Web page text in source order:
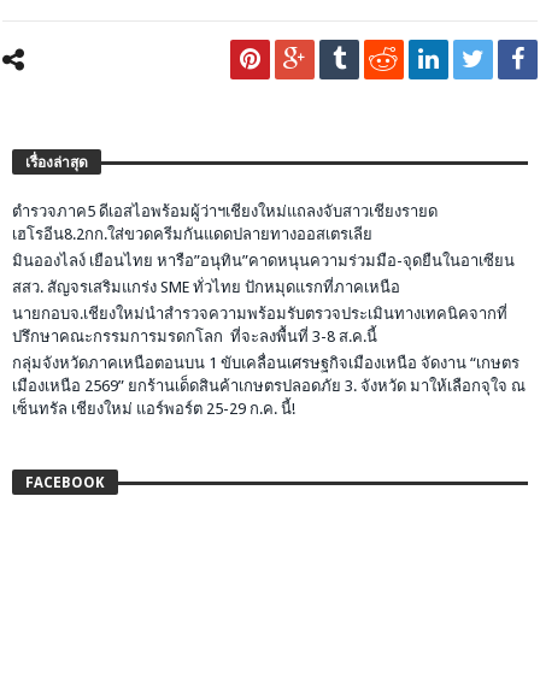
เรื่องล่าสุด
ตำรวจภาค5 ดีเอสไอพร้อมผู้ว่าฯเชียงใหม่แถลงจับสาวเชียงรายด
เฮโรอีน8.2กก.ใส่ขวดครีมกันแดดปลายทางออสเตรเลีย
มินอองไลง์ เยือนไทย หารือ”อนุทิน”คาดหนุนความร่วมมือ-จุดยืนในอาเซียน
สสว. สัญจรเสริมแกร่ง SME ทั่วไทย ปักหมุดแรกที่ภาคเหนือ
นายกอบจ.เชียงใหม่นำสำรวจความพร้อมรับตรวจประเมินทางเทคนิคจากที่
ปรึกษาคณะกรรมการมรดกโลก ที่จะลงพื้นที่ 3-8 ส.ค.นี้
กลุ่มจังหวัดภาคเหนือตอนบน 1 ขับเคลื่อนเศรษฐกิจเมืองเหนือ จัดงาน “เกษตร
เมืองเหนือ 2569” ยกร้านเด็ดสินค้าเกษตรปลอดภัย 3. จังหวัด มาให้เลือกจุใจ ณ
เซ็นทรัล เชียงใหม่ แอร์พอร์ต 25-29 ก.ค. นี้!
FACEBOOK